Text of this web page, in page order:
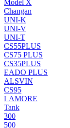
Model X
Changan
UNI-K
UNI-V
UNI-T
CS55PLUS
CS75 PLUS
CS35PLUS
EADO PLUS
ALSVIN
CS95
LAMORE
Tank
300
500